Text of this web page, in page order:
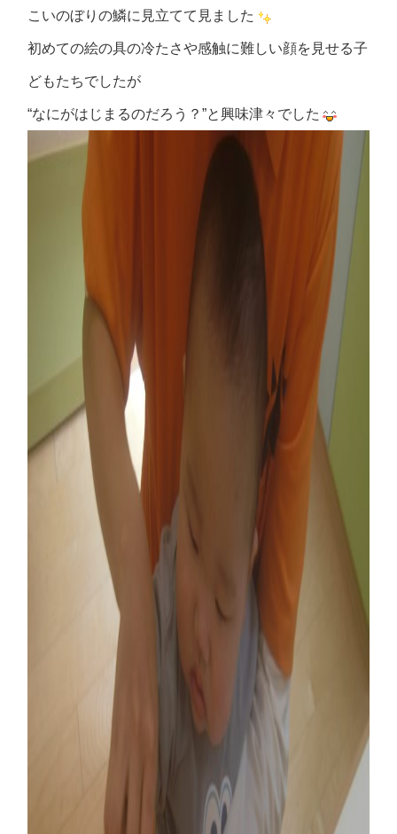
こいのぼりの鱗に見立てて見ました
初めての絵の具の冷たさや感触に難しい顔を見せる子
どもたちでしたが
“なにがはじまるのだろう？”と興味津々でした